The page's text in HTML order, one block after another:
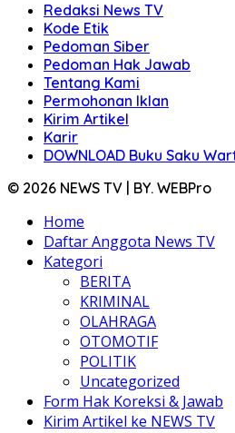
Redaksi News TV
Kode Etik
Pedoman Siber
Pedoman Hak Jawab
Tentang Kami
Permohonan Iklan
Kirim Artikel
Karir
DOWNLOAD Buku Saku
© 2026 NEWS TV | BY. WEBPro
Home
Daftar Anggota News TV
Kategori
BERITA
KRIMINAL
OLAHRAGA
OTOMOTIF
POLITIK
Uncategorized
Form Hak Koreksi & Jawab
Kirim Artikel ke NEWS TV